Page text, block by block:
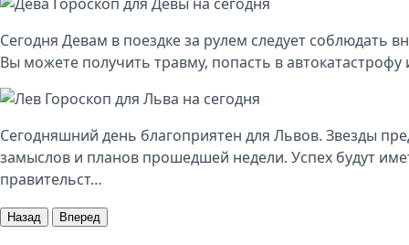
Сегодня Девам в поездке за рулем следует соблюдать
Вы можете получить травму, попасть в автокатастрофу
Гороскоп для Льва на сегодня
Сегодняшний день благоприятен для Львов. Звезды
замыслов и планов прошедшей недели. Успех будут
правительст…
Назад Вперед